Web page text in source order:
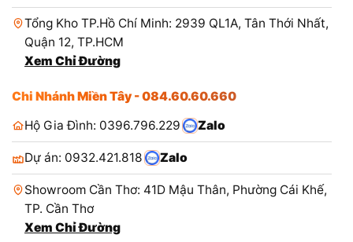
Tổng Kho TP.Hồ Chí Minh: 2939 QL1A, Tân Thới Nhất,
Quận 12, TP.HCM
Xem Chỉ Đường
Chi Nhánh Miền Tây - 084.60.60.660
Hộ Gia Đình: 0396.796.229
Zalo
Dự án: 0932.421.818 Zalo
Showroom Cần Thơ: 41D Mậu Thân, Phường Cái Khế,
TP. Cần Thơ
Xem Chỉ Đường